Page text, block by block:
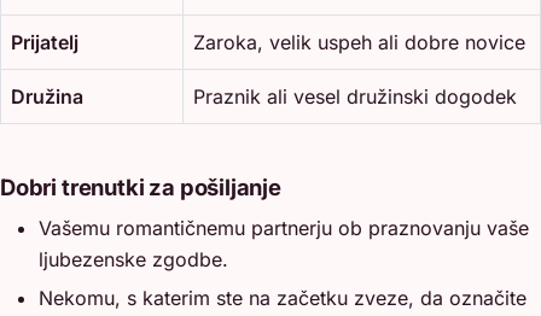
Prijatelj Zaroka, velik uspeh ali dobre novice
Družina Praznik ali vesel družinski dogodek
Dobri trenutki za pošiljanje
Vašemu romantičnemu partnerju ob praznovanju vaše
ljubezenske zgodbe.
Nekomu, s katerim ste na začetku zveze, da označite